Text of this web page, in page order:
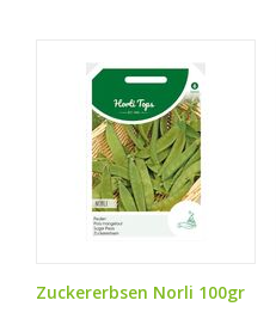
Zuckererbsen Norli 100gr